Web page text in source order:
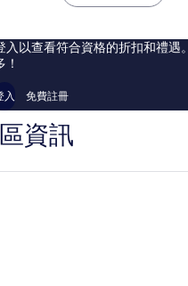
入以查看符合資格的折扣和禮遇
！
入 免費註冊
資訊